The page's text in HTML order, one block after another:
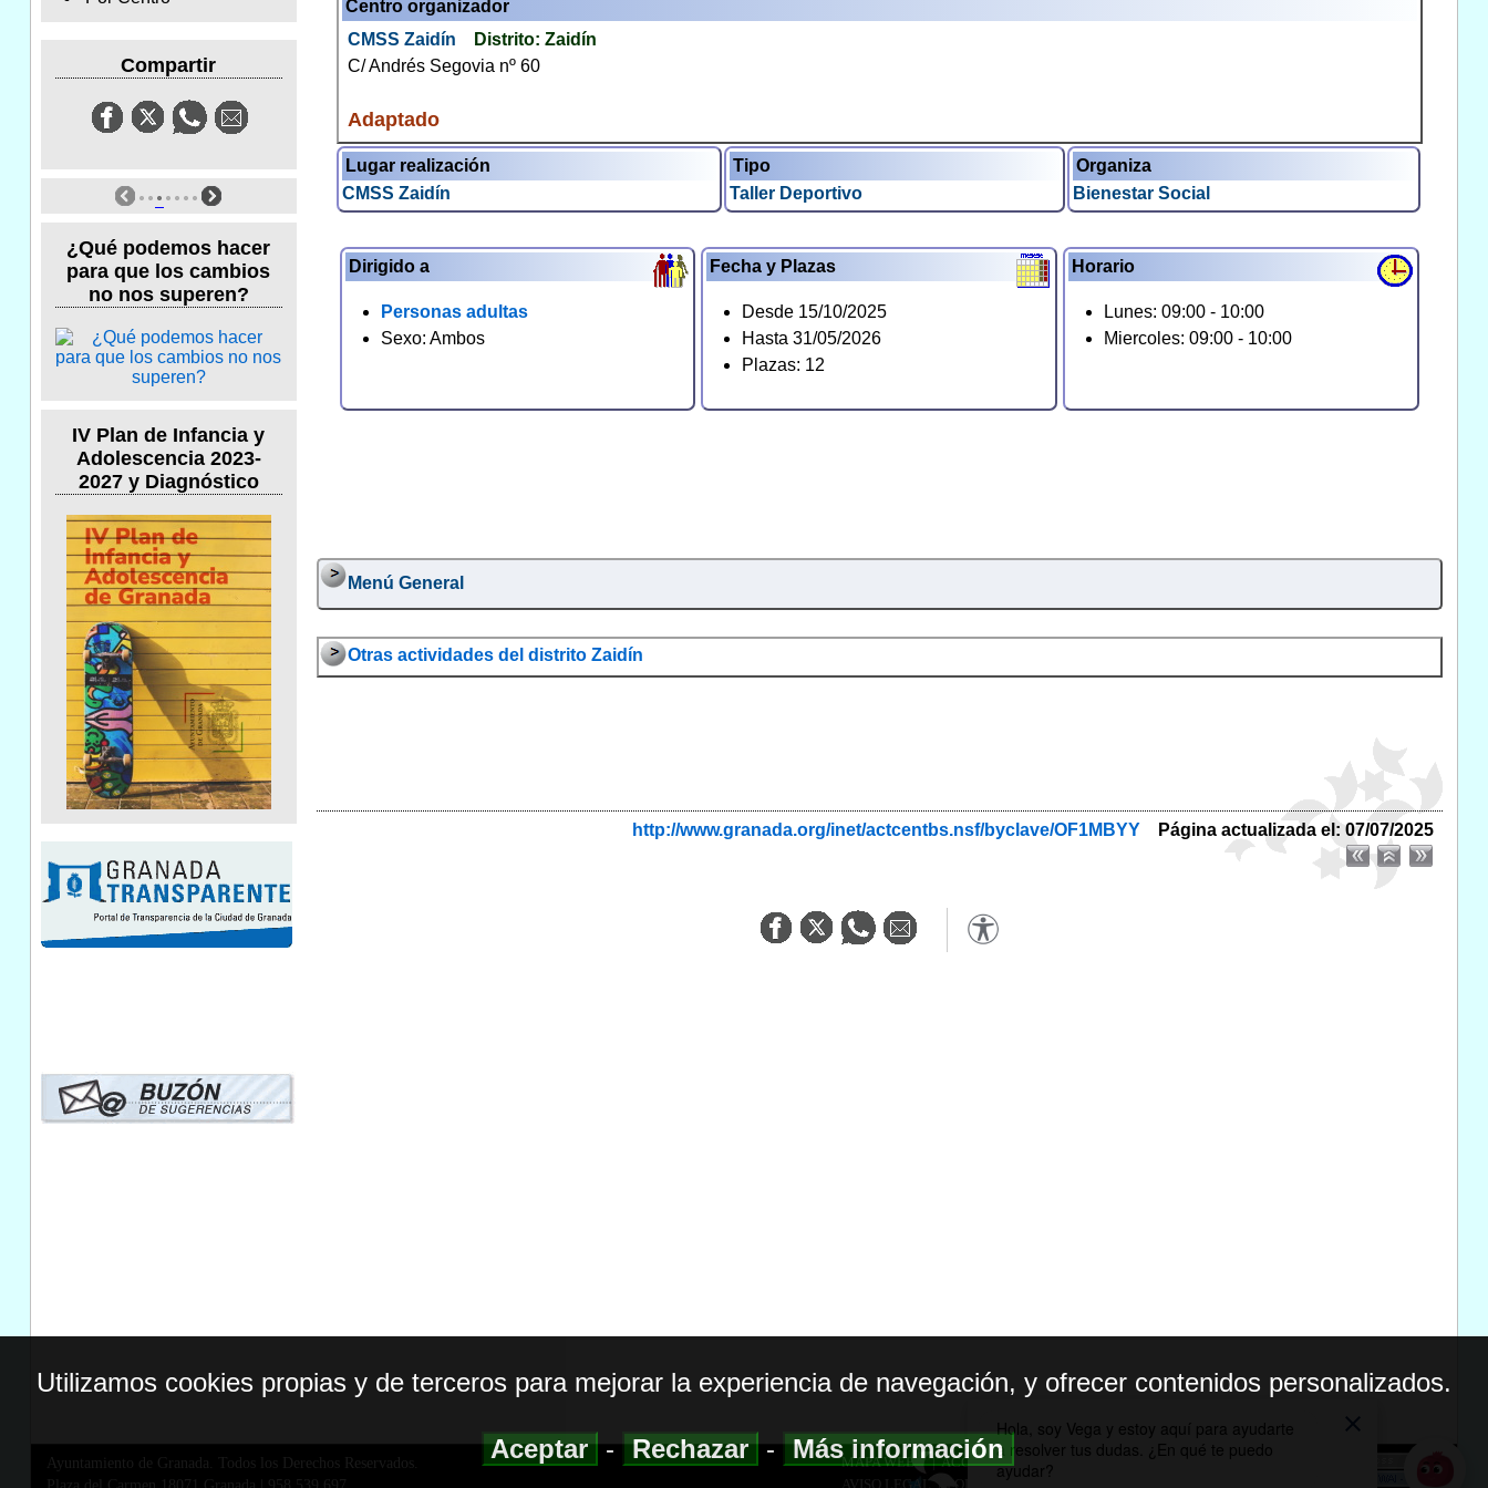
Compartir
¿Qué podemos hacer
para que los cambios
no nos superen?
IV Plan de Infancia y
Adolescencia 2023-
2027 y Diagnóstico
Centro organizador
CMSS Zaidín
Distrito: Zaidín
C/ Andrés Segovia nº 60
Adaptado
Lugar realización
CMSS Zaidín
Tipo
Taller Deportivo
Organiza
Bienestar Social
Dirigido a
Personas adultas
Sexo: Ambos
Fecha y Plazas
Desde 15/10/2025
Hasta 31/05/2026
Plazas: 12
Horario
Lunes: 09:00 - 10:00
Miercoles: 09:00 - 10:00
Menú General
Otras actividades del distrito Zaidín
http://www.granada.org/inet/actcentbs.nsf/byclave/OF1MBYY Página actualizada el: 07/07/2025
Ayuntamiento de Granada. Todos los Derechos Reservados.
MAPA WEB|ACCESIBILIDAD
AVISO LEGAL| POLITICA DE PRIVACIDAD
Utilizamos cookies propias y de terceros para mejorar la experiencia de navegación, y ofrecer contenidos personalizados.
Aceptar-Rechazar-Más información